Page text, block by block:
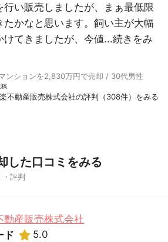
い販売しましたが、まぁ最低限
かなと思います。飼い主が大幅
けてきましたが、今値...続きをみ
ンションを2,830万円で売却 / 30代男性
稿
不動産販売株式会社の評判（308件）をみる
した口コミをみる
・評判
動産販売株式会社
ド
5.0